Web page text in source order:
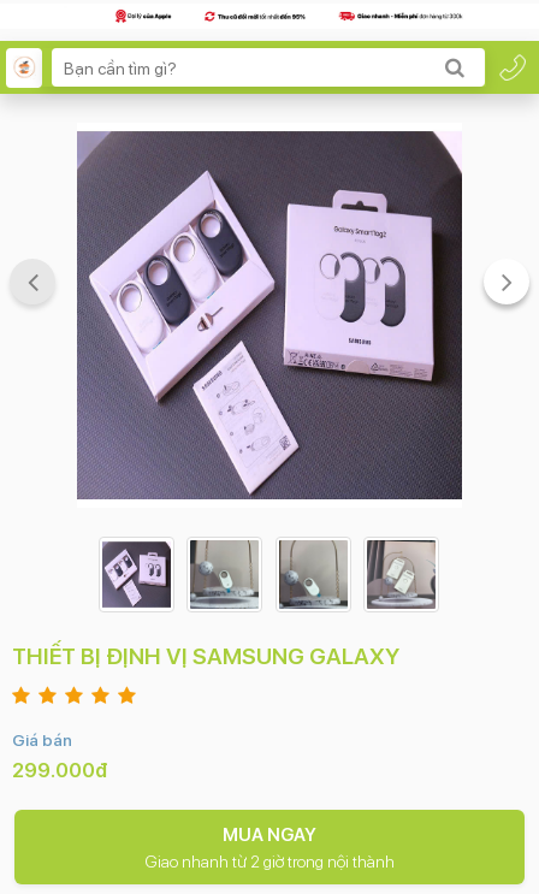
THIẾT BỊ ĐỊNH VỊ SAMSUNG GALAXY
Giá bán
299.000đ
MUA NGAY
Giao nhanh từ 2 giờ trong nội thành